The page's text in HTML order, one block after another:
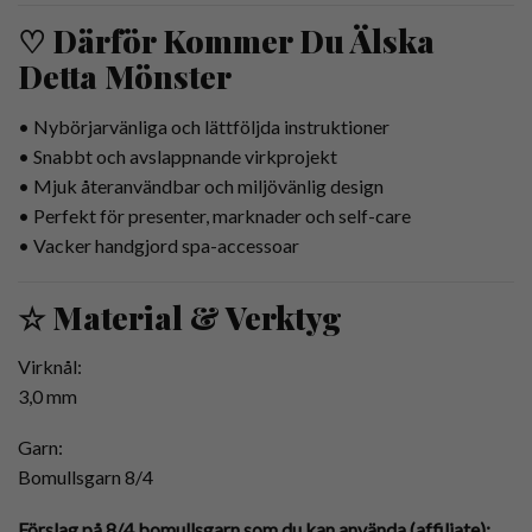
♡ Därför Kommer Du Älska
Detta Mönster
• Nybörjarvänliga och lättföljda instruktioner
• Snabbt och avslappnande virkprojekt
• Mjuk återanvändbar och miljövänlig design
• Perfekt för presenter, marknader och self-care
• Vacker handgjord spa-accessoar
☆ Material & Verktyg
Virknål:
3,0 mm
Garn:
Bomullsgarn 8/4